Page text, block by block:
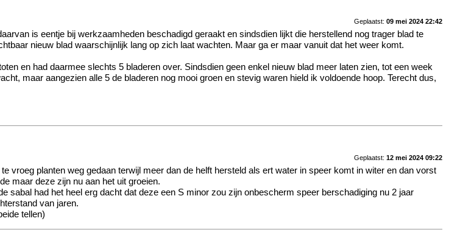
Geplaatst: 09 mei 2024 22:42
is eentje bij werkzaamheden beschadigd geraakt en sindsdien lijkt die herstellend nog trager blad te
nieuw blad waarschijnlijk lang op zich laat wachten. Maar ga er maar vanuit dat het weer komt.
en had daarmee slechts 5 bladeren over. Sindsdien geen enkel nieuw blad meer laten zien, tot een week
maar aangezien alle 5 de bladeren nog mooi groen en stevig waren hield ik voldoende hoop. Terecht dus,
Geplaatst: 12 mei 2024 09:22
vroeg planten weg gedaan terwijl meer dan de helft hersteld als ert water in speer komt in witer en dan vorst
maar deze zijn nu aan het uit groeien.
sabal had het heel erg dacht dat deze een S minor zou zijn onbescherm speer berschadiging nu 2 jaar
van jaren.
tellen)